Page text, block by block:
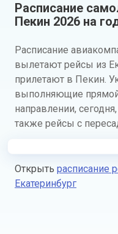
Расписание
Пекин 2026 на
Расписание
вылетают рейсы из
прилетают в Пекин.
выполняющие
направлении,
также рейсы с
Открыть расписание
Екатеринбург